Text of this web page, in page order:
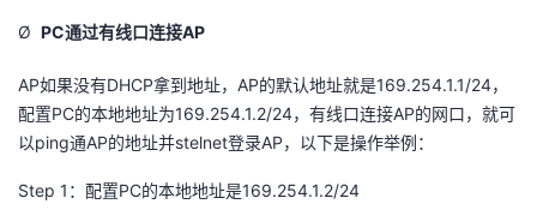
Ø PC通过有线口连接AP
AP如果没有DHCP拿到地址， AP的默认地址就是169.254.1.1/24，
配置PC的本地地址为169.254.1.2/24，有线口连接AP的网口，就可
以ping通AP的地址并stelnet登录AP，以下是操作举例：
Step 1 ：配置PC的本地地址是169.254.1.2/24